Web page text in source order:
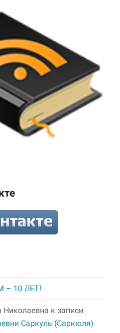
– 10 ЛЕТ!
к записи
Саркуль (Саркюля)